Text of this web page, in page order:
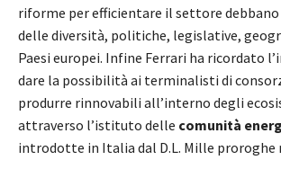
riforme per efficientare il settore
delle diversità, politiche, legislative,
Paesi europei. Infine Ferrari ha ricordato
dare la possibilità ai terminalisti di
produrre rinnovabili all’interno degli
attraverso l’istituto delle comunità
introdotte in Italia dal D.L. Mille proroghe